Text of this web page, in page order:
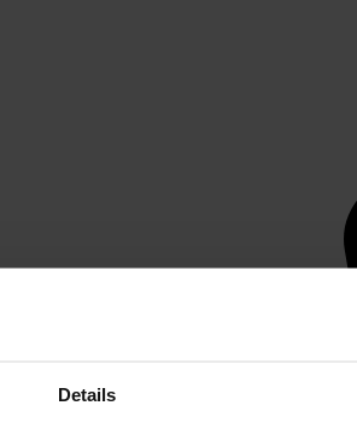
Details